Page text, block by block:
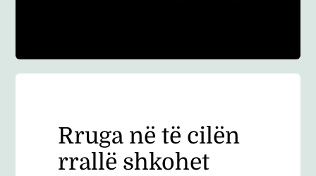
Rruga në të cilën
rrallë shkohet